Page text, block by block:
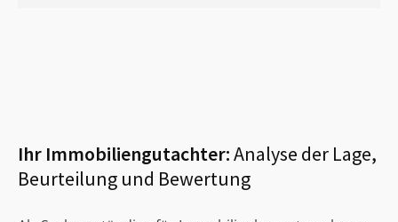
Ihr Immobiliengutachter:Analyse der Lage,
Beurteilung und Bewertung